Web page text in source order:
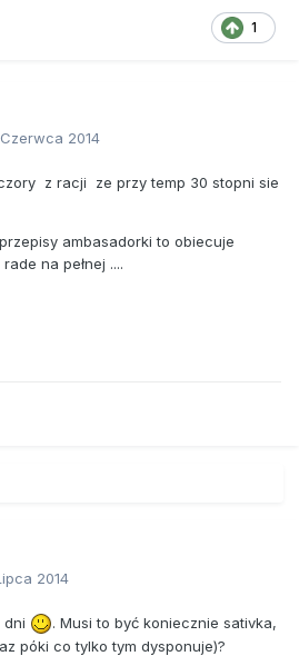
1
2014
z racji ze przy temp 30 stopni sie
ambasadorki to obiecuje
na pełnej ....
2014
dni
. Musi to być koniecznie sativka,
póki co tylko tym dysponuje)?